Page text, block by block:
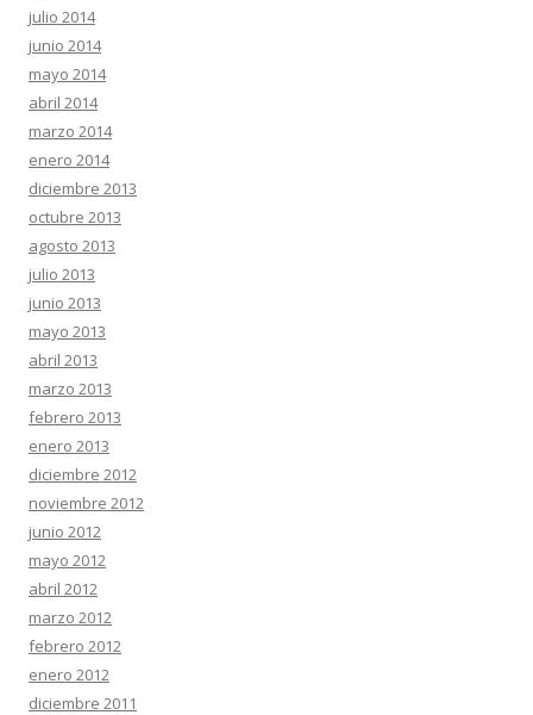
julio 2014
junio 2014
mayo 2014
abril 2014
marzo 2014
enero 2014
diciembre 2013
octubre 2013
agosto 2013
julio 2013
junio 2013
mayo 2013
abril 2013
marzo 2013
febrero 2013
enero 2013
diciembre 2012
noviembre 2012
junio 2012
mayo 2012
abril 2012
marzo 2012
febrero 2012
enero 2012
diciembre 2011